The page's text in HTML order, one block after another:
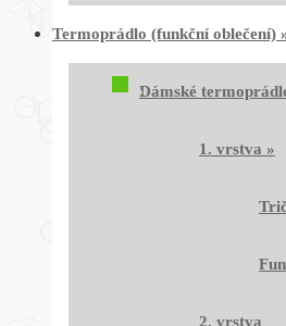
Termoprádlo (funkční oblečení)
Dámské
1. vrstva »
2. vrstva